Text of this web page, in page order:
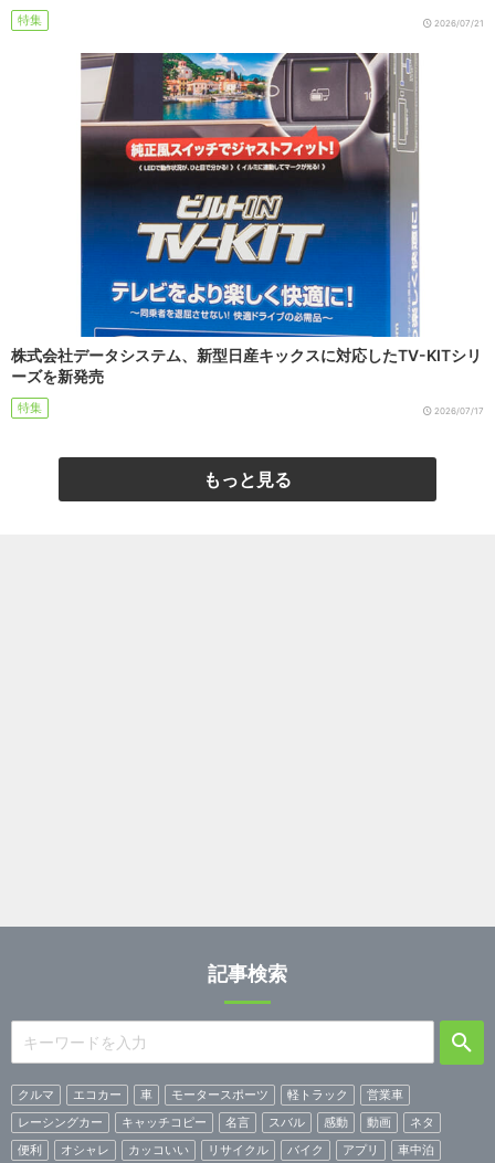
特集 2026/07/21
株式会社データシステム、新型日産キックスに対応したTV-KITシリ
ーズを新発売
特集 2026/07/17
もっと見る
記事検索
クルマ エコカー 車 モータースポーツ 軽トラック
営業車
レーシングカー
キャッチコピー 名言 スバル 感動 動画
ネタ
便利
オシャレ カッコいい リサイクル バイク アプリ
車中泊